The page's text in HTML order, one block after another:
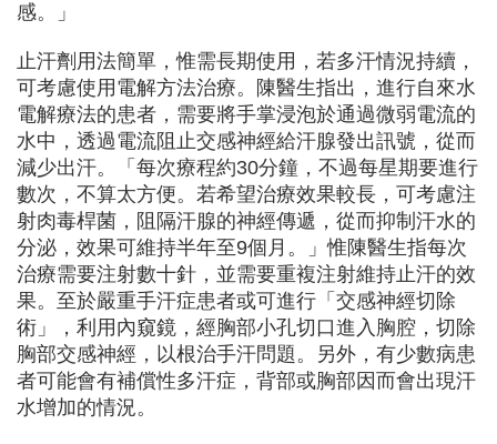
感。」
止汗劑用法簡單，惟需長期使用，若多汗情況持續，
可考慮使用電解方法治療。陳醫生指出，進行自來水
電解療法的患者，需要將手掌浸泡於通過微弱電流的
水中，透過電流阻止交感神經給汗腺發出訊號，從而
減少出汗。「每次療程約30分鐘，不過每星期要進行
數次，不算太方便。若希望治療效果較長，可考慮注
射肉毒桿菌，阻隔汗腺的神經傳遞，從而抑制汗水的
分泌，效果可維持半年至9個月。」惟陳醫生指每次
治療需要注射數十針，並需要重複注射維持止汗的效
果。至於嚴重手汗症患者或可進行「交感神經切除
術」，利用內窺鏡，經胸部小孔切口進入胸腔，切除
胸部交感神經，以根治手汗問題。另外，有少數病患
者可能會有補償性多汗症，背部或胸部因而會出現汗
水增加的情況。